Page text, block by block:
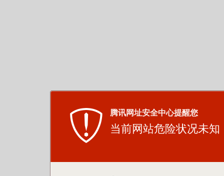
腾讯网址安全中心提醒您
当前网站危险状况未知